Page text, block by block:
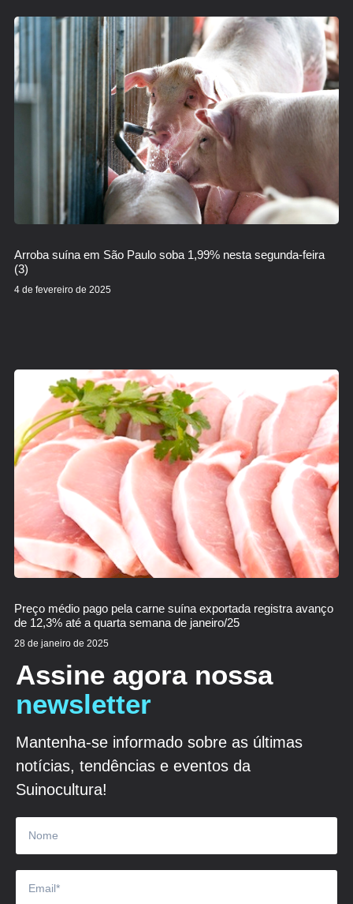
Arroba suína em São Paulo soba 1,99% nesta segunda-feira
(3)
4 de fevereiro de 2025
Preço médio pago pela carne suína exportada registra avanço
de 12,3% até a quarta semana de janeiro/25
28 de janeiro de 2025
Assine agora nossa
newsletter
Mantenha-se informado sobre as últimas
notícias, tendências e eventos da
Suinocultura!